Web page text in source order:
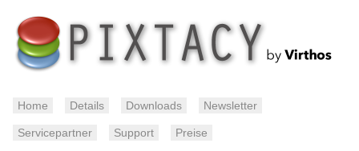
Home Details Downloads Newsletter
Servicepartner Support Preise